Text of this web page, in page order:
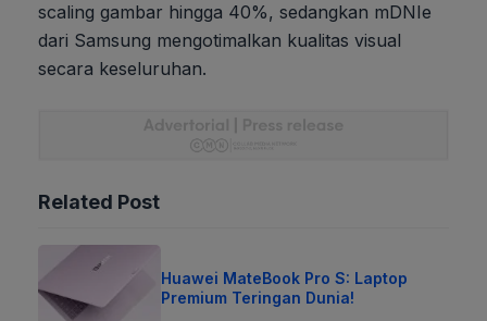
scaling gambar hingga 40%, sedangkan mDNIe
dari Samsung mengotimalkan kualitas visual
secara keseluruhan.
Related Post
Huawei MateBook Pro S: Laptop
Premium Teringan Dunia!